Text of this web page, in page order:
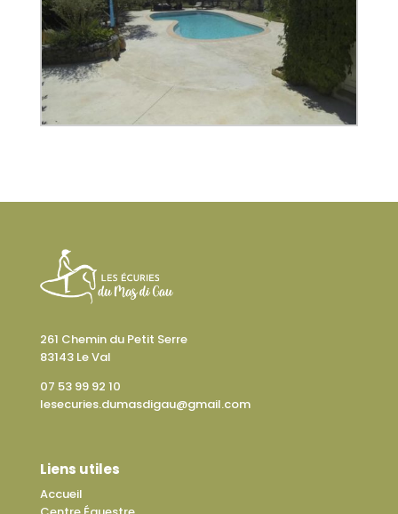
261 Chemin du Petit Serre
83143 Le Val
07 53 99 92 10
lesecuries.dumasdigau@gmail.com
Liens utiles
Accueil